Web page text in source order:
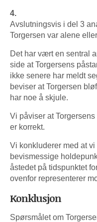
4.
Avslutningsvis i del 3
Torgersen var alene
Det har vært en sentral
side at Torgersens
ikke senere har meldt
beviser at Torgersen
har noe å skjule.
Vi påviser at
er korrekt.
Vi konkluderer med at
bevismessige
åstedet på tidspunktet
ovenfor representerer
Konklusjon
Spørsmålet om